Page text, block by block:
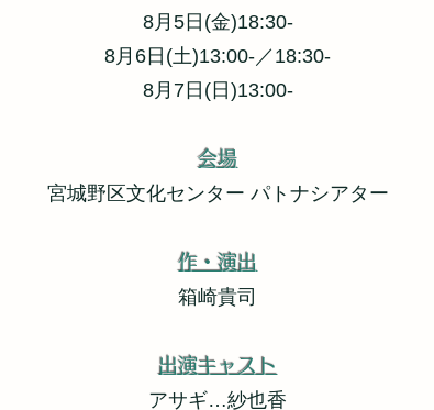
8月5日(金)18:30-
8月6日(土)13:00-／18:30-
8月7日(日)13:00-
会場
宮城野区文化センター パトナシアター
作・演出
箱崎貴司
出演キャスト
アサギ…紗也香